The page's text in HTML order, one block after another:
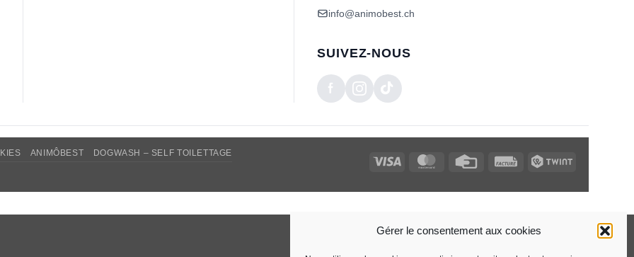
Gérer le consentement aux cookies
info@animobest.ch
SUIVEZ-NOUS
Card
ANIMÔBEST DOGWASH – SELF TOILETTAGE